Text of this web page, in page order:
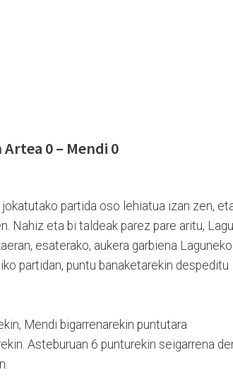
0 – Mendi 0
partida oso lehiatua izan zen,
Nahiz eta bi taldeak parez pare aritu,
esaterako, aukera garbiena Laguneko
partidan, puntu banaketarekin despeditu
Mendi bigarrenarekin puntutara
Asteburuan 6 punturekin seigarrena